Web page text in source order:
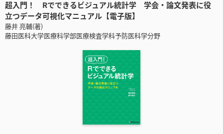
超入門！ Rでできるビジュアル統計学 学会・論文発表に役
立つデータ可視化マニュアル【電子版】
藤井 亮輔(著)
藤田医科大学医療科学部医療検査学科予防医科学分野